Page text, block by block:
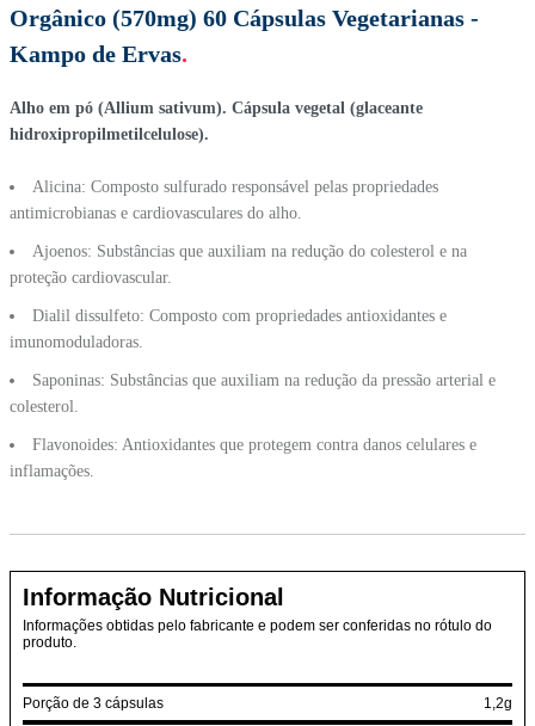
Orgânico (570mg) 60 Cápsulas Vegetarianas -
Kampo de Ervas.
Alho em pó (Allium sativum). Cápsula vegetal (glaceante
hidroxipropilmetilcelulose).
Alicina: Composto sulfurado responsável pelas propriedades
antimicrobianas e cardiovasculares do alho.
Ajoenos: Substâncias que auxiliam na redução do colesterol e na
proteção cardiovascular.
Dialil dissulfeto: Composto com propriedades antioxidantes e
imunomoduladoras.
Saponinas: Substâncias que auxiliam na redução da pressão arterial e
colesterol.
Flavonoides: Antioxidantes que protegem contra danos celulares e
inflamações.
Informação Nutricional
Informações obtidas pelo fabricante e podem ser conferidas no rótulo do
produto.
Porção de 3 cápsulas 1,2g